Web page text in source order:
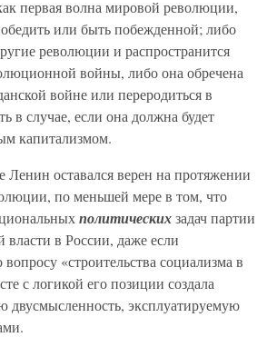
первая волна мировой революции,
или быть побежденной; либо
революции и распространится
войны, либо она обречена
войне или переродиться в
в случае, если она должна будет
капитализмом.
Ленин оставался верен на протяжении
по меньшей мере в том, что
политическихзадач партии
в России, даже если
«строительства социализма в
с логикой его позиции создала
двусмысленность, эксплуатируемую